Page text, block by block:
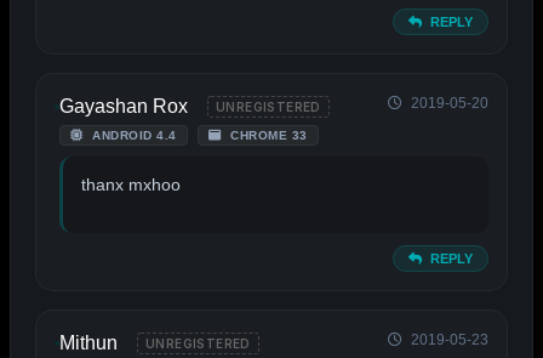
REPLY
Gayashan Rox UNREGISTERED
ANDROID 4.4 CHROME 33
2019-05-20
thanx mxhoo
REPLY
Mithun UNREGISTERED 2019-05-23